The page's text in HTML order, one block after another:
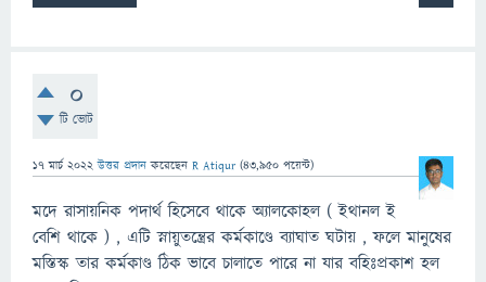
0
টি ভোট
17 মার্চ 2022 উত্তর প্রদান করেছেন R Atiqur (43,950 পয়েন্ট)
মদে রাসায়নিক পদার্থ হিসেবে থাকে অ্যালকোহল ( ইথানল ই
বেশি থাকে ) , এটি স্নায়ুতন্ত্রের কর্মকাণ্ডে ব্যাঘাত ঘটায় , ফলে মানুষের
মস্তিস্ক তার কর্মকাণ্ড ঠিক ভাবে চালাতে পারে না যার বহিঃপ্রকাশ হল